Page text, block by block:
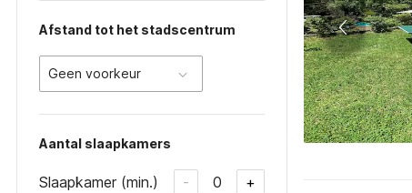
Afstand tot het stadscentrum
Geen voorkeur
Aantal slaapkamers
Slaapkamer (min.) - 0 +